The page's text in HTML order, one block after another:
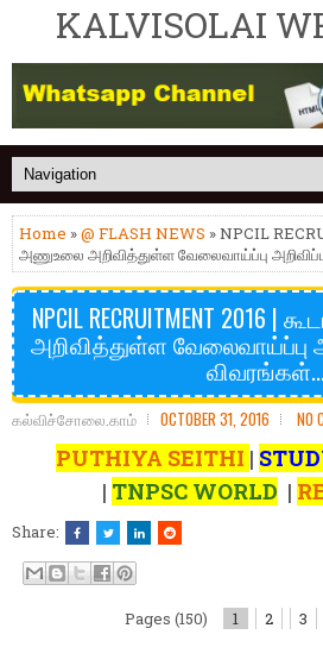
KALVISOLAI
Home »@ FLASH NEWS » NPCIL
அணுஉலை அறிவித்துள்ள வேலைவாய்ப்பு
NPCIL RECRUITMENT 2016
அறிவித்துள்ள வேலைவாய்ப்பு
கல்விச்சோலை.காம் OCTOBER 31, 2016 NO
PUTHIYA SEITHI |
| TNPSC WORLD |
Share:
Pages (150) 1 2 3